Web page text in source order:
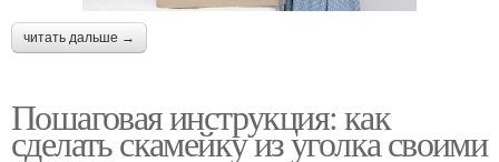
читать дальше →
Пошаговая инструкция: как
сделать скамейку из уголка своими